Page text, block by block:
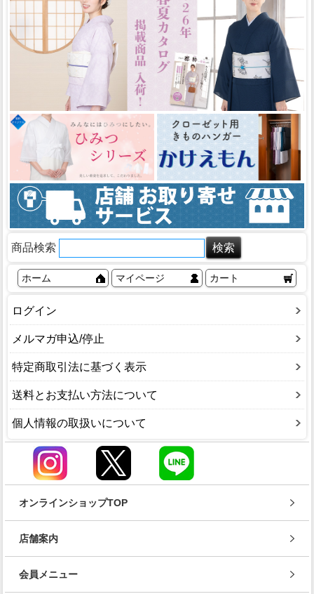
商品検索
ホーム マイページ カート
ログイン
メルマガ申込/停止
特定商取引法に基づく表示
送料とお支払い方法について
個人情報の取扱いについて
オンラインショップTOP
店舗案内
会員メニュー